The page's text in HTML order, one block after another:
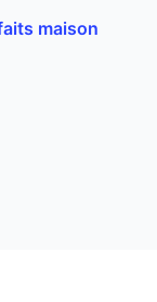
maison